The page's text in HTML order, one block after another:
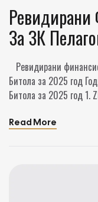
За ЗК
2025 Год
Ревидирани
Битола за 2025 год
Битола за 2025 год 1.
Read More